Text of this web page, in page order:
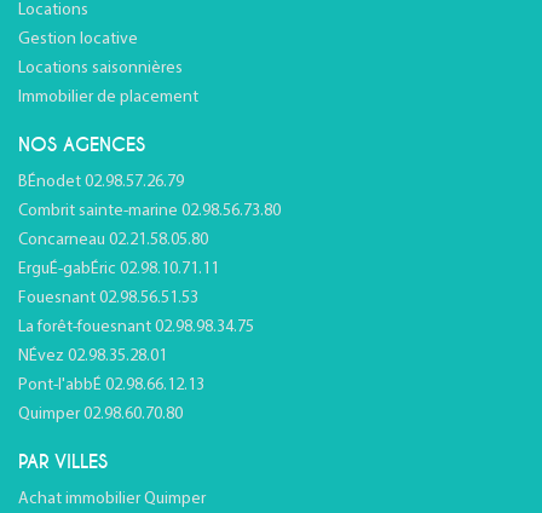
Locations
Gestion locative
Locations saisonnières
Immobilier de placement
NOS AGENCES
BÉnodet 02.98.57.26.79
Combrit sainte-marine 02.98.56.73.80
Concarneau 02.21.58.05.80
ErguÉ-gabÉric 02.98.10.71.11
Fouesnant 02.98.56.51.53
La forêt-fouesnant 02.98.98.34.75
NÉvez 02.98.35.28.01
Pont-l'abbÉ 02.98.66.12.13
Quimper 02.98.60.70.80
PAR VILLES
Achat immobilier Quimper